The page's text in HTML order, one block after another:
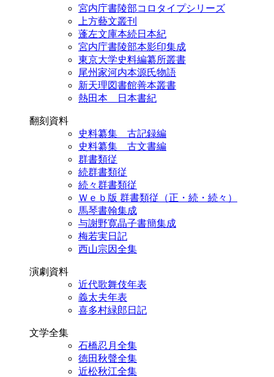
宮内庁書陵部コロタイプシリーズ
上方藝文叢刊
蓬左文庫本続日本紀
宮内庁書陵部本影印集成
東京大学史料編纂所叢書
尾州家河内本源氏物語
新天理図書館善本叢書
熱田本 日本書紀
翻刻資料
史料纂集 古記録編
史料纂集 古文書編
群書類従
続群書類従
続々群書類従
Ｗｅｂ版 群書類従（正・続・続々）
馬琴書翰集成
与謝野寛晶子書簡集成
梅若実日記
西山宗因全集
演劇資料
近代歌舞伎年表
義太夫年表
喜多村緑郎日記
文学全集
石橋忍月全集
徳田秋聲全集
近松秋江全集